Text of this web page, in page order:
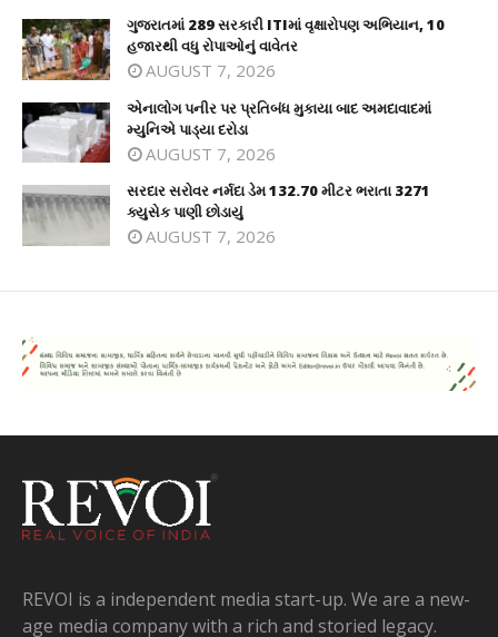
ગુજરાતમાં 289 સરકારી ITIમાં વૃક્ષારોપણ અભિયાન, 10
હજારથી વધુ રોપાઓનું વાવેતર
AUGUST 7, 2026
એનાલોગ પનીર પર પ્રતિબંધ મુકાયા બાદ અમદાવાદમાં
મ્યુનિએ પાડ્યા દરોડા
AUGUST 7, 2026
સરદાર સરોવર નર્મદા ડેમ 132.70 મીટર ભરાતા 3271
ક્યુસેક પાણી છોડાયું
AUGUST 7, 2026
REVOI is a independent media start-up. We are a new-
age media company with a rich and storied legacy.